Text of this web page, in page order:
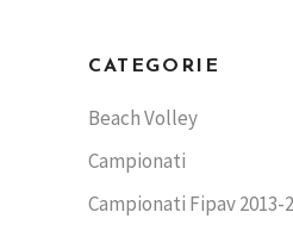
CATEGORIE
Beach Volley
Campionati
Campionati Fipav 2013-